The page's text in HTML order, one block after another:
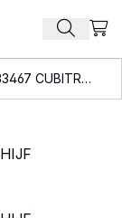
Zoek
3M 33467 CUBITRON II DOORSLIJPSCHIJF 115X1X22,23MM